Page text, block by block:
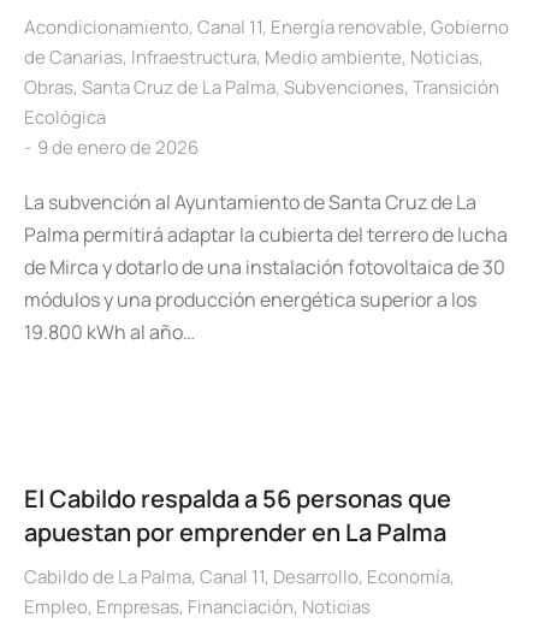
Acondicionamiento, Canal 11, Energía renovable, Gobierno
de Canarias, Infraestructura, Medio ambiente, Noticias,
Obras, Santa Cruz de La Palma, Subvenciones, Transición
Ecológica
9 de enero de 2026
La subvención al Ayuntamiento de Santa Cruz de La
Palma permitirá adaptar la cubierta del terrero de lucha
de Mirca y dotarlo de una instalación fotovoltaica de 30
módulos y una producción energética superior a los
19.800 kWh al año…
El Cabildo respalda a 56 personas que
apuestan por emprender en La Palma
Cabildo de La Palma, Canal 11, Desarrollo, Economía,
Empleo, Empresas, Financiación, Noticias